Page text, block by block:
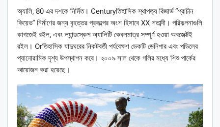
অ্যালি, 80 এর দশকে নির্মিত। Centuryতিহাসিক স্থাপত্য রিজার্ভ “প্রাচীন
কিয়েভ” নির্মাণের জন্য বৃহত্তর প্রকল্পের অংশ হিসাবে XX শতাব্দী। পরিকল্পনাগুলি
কাগজেই রইল, এবং ল্যান্ডস্কেপ অ্যালিটি কেবলমাত্র সম্পূর্ণ হওয়া অবজেক্টই
রইল। Orতিহাসিক যাদুঘরের নিকটবর্তী পর্যবেক্ষণ ডেকটি ডেনিপার এবং পডিলের
প্যানোরামিক দৃশ্য উপস্থাপন করে। ২০০৯ সাল থেকে গলির মধ্যে শিশু পার্কের
আয়োজন করা হয়েছে।